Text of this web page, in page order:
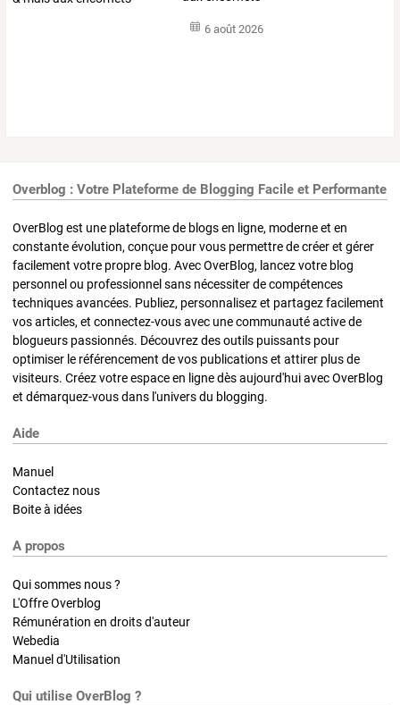
6 août 2026
Overblog : Votre Plateforme de Blogging Facile et Performante
OverBlog est une plateforme de blogs en ligne, moderne et en
constante évolution, conçue pour vous permettre de créer et gérer
facilement votre propre blog. Avec OverBlog, lancez votre blog
personnel ou professionnel sans nécessiter de compétences
techniques avancées. Publiez, personnalisez et partagez facilement
vos articles, et connectez-vous avec une communauté active de
blogueurs passionnés. Découvrez des outils puissants pour
optimiser le référencement de vos publications et attirer plus de
visiteurs. Créez votre espace en ligne dès aujourd'hui avec OverBlog
et démarquez-vous dans l'univers du blogging.
Aide
Manuel
Contactez nous
Boite à idées
A propos
Qui sommes nous ?
L'Offre Overblog
Rémunération en droits d'auteur
Webedia
Manuel d'Utilisation
Qui utilise OverBlog ?